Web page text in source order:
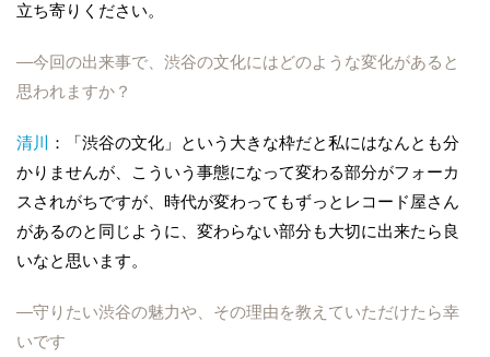
立ち寄りください。
―今回の出来事で、渋谷の文化にはどのような変化があると
思われますか？
清川
：「渋谷の文化」という大きな枠だと私にはなんとも分
かりませんが、こういう事態になって変わる部分がフォーカ
スされがちですが、時代が変わってもずっとレコード屋さん
があるのと同じように、変わらない部分も大切に出来たら良
いなと思います。
―守りたい渋谷の魅力や、その理由を教えていただけたら幸
いです